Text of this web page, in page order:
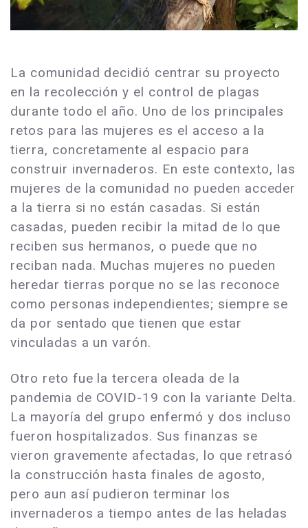
La comunidad decidió centrar su proyecto
en la recolección y el control de plagas
durante todo el año. Uno de los principales
retos para las mujeres es el acceso a la
tierra, concretamente al espacio para
construir invernaderos. En este contexto, las
mujeres de la comunidad no pueden acceder
a la tierra si no están casadas. Si están
casadas, pueden recibir la mitad de lo que
reciben sus hermanos, o puede que no
reciban nada. Muchas mujeres no pueden
heredar tierras porque no se las reconoce
como personas independientes; siempre se
da por sentado que tienen que estar
vinculadas a un varón.
Otro reto fue la tercera oleada de la
pandemia de COVID-19 con la variante Delta.
La mayoría del grupo enfermó y dos incluso
fueron hospitalizados. Sus finanzas se
vieron gravemente afectadas, lo que retrasó
la construcción hasta finales de agosto,
pero aun así pudieron terminar los
invernaderos a tiempo antes de las heladas